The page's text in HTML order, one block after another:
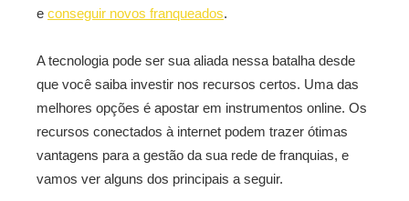
e conseguir novos franqueados.
A tecnologia pode ser sua aliada nessa batalha desde
que você saiba investir nos recursos certos. Uma das
melhores opções é apostar em instrumentos online. Os
recursos conectados à internet podem trazer ótimas
vantagens para a gestão da sua rede de franquias, e
vamos ver alguns dos principais a seguir.